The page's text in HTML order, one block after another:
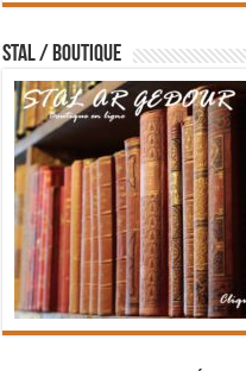
STAL / BOUTIQUE